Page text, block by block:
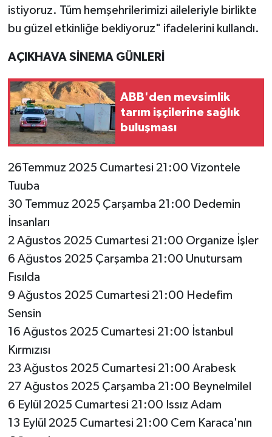
istiyoruz. Tüm hemşehrilerimizi aileleriyle birlikte
bu güzel etkinliğe bekliyoruz" ifadelerini kullandı.
AÇIKHAVA SİNEMA GÜNLERİ
ABB'den mevsimlik
tarım işçilerine sağlık
buluşması
26Temmuz 2025 Cumartesi 21:00 Vizontele
Tuuba
30 Temmuz 2025 Çarşamba 21:00 Dedemin
İnsanları
2 Ağustos 2025 Cumartesi 21:00 Organize İşler
6 Ağustos 2025 Çarşamba 21:00 Unutursam
Fısılda
9 Ağustos 2025 Cumartesi 21:00 Hedefim
Sensin
16 Ağustos 2025 Cumartesi 21:00 İstanbul
Kırmızısı
23 Ağustos 2025 Cumartesi 21:00 Arabesk
27 Ağustos 2025 Çarşamba 21:00 Beynelmilel
6 Eylül 2025 Cumartesi 21:00 Issız Adam
13 Eylül 2025 Cumartesi 21:00 Cem Karaca'nın